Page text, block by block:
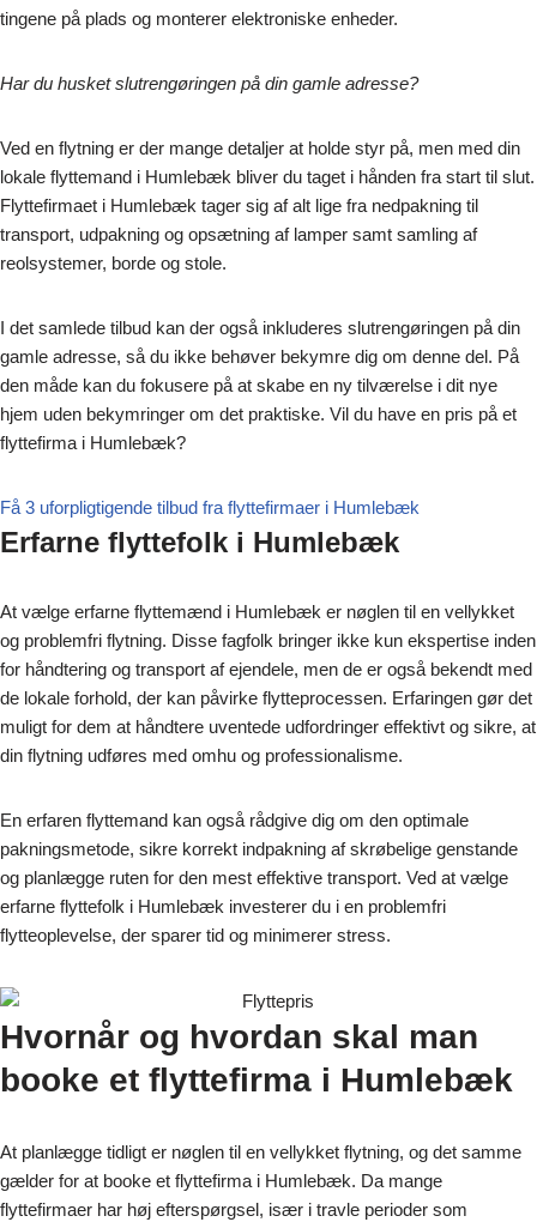
tingene på plads og monterer elektroniske enheder.
Har du husket slutrengøringen på din gamle adresse?
Ved en flytning er der mange detaljer at holde styr på, men med din
lokale flyttemand i Humlebæk bliver du taget i hånden fra start til slut.
Flyttefirmaet i Humlebæk tager sig af alt lige fra nedpakning til
transport, udpakning og opsætning af lamper samt samling af
reolsystemer, borde og stole.
I det samlede tilbud kan der også inkluderes slutrengøringen på din
gamle adresse, så du ikke behøver bekymre dig om denne del. På
den måde kan du fokusere på at skabe en ny tilværelse i dit nye
hjem uden bekymringer om det praktiske. Vil du have en pris på et
flyttefirma i Humlebæk?
Få 3 uforpligtigende tilbud fra flyttefirmaer i Humlebæk
Erfarne flyttefolk i Humlebæk
At vælge erfarne flyttemænd i Humlebæk er nøglen til en vellykket
og problemfri flytning. Disse fagfolk bringer ikke kun ekspertise inden
for håndtering og transport af ejendele, men de er også bekendt med
de lokale forhold, der kan påvirke flytteprocessen. Erfaringen gør det
muligt for dem at håndtere uventede udfordringer effektivt og sikre, at
din flytning udføres med omhu og professionalisme.
En erfaren flyttemand kan også rådgive dig om den optimale
pakningsmetode, sikre korrekt indpakning af skrøbelige genstande
og planlægge ruten for den mest effektive transport. Ved at vælge
erfarne flyttefolk i Humlebæk investerer du i en problemfri
flytteoplevelse, der sparer tid og minimerer stress.
Hvornår og hvordan skal man
booke et flyttefirma i Humlebæk
At planlægge tidligt er nøglen til en vellykket flytning, og det samme
gælder for at booke et flyttefirma i Humlebæk. Da mange
flyttefirmaer har høj efterspørgsel, især i travle perioder som